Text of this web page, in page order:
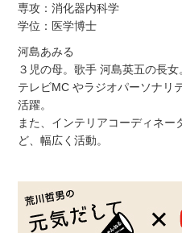
専攻：消化器内科学
学位：医学博士
河島あみる
３児の母。歌手 河島英五の長女
テレビMC やラジオパーソナリ
活躍。
また、インテリアコーディネー
ど、幅広く活動。